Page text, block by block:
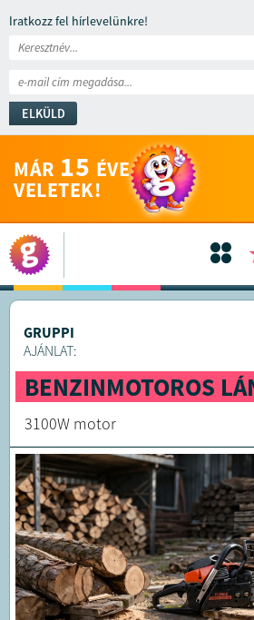
Iratkozz fel hírlevelünkre!
ELKÜLD
MÁR 15 ÉVE
VELETEK!
GRUPPI
AJÁNLAT:
BENZINMOTOROS
3100W motor